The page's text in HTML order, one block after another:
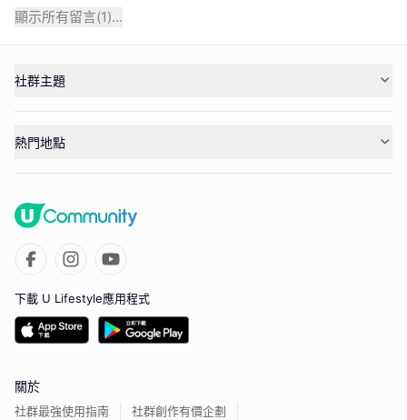
顯示所有留言(1)...
社群主題
熱門地點
下載 U Lifestyle應用程式
關於
社群最強使用指南 社群創作有價企劃